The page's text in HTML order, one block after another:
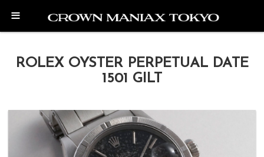
≡
ROLEX OYSTER PERPETUAL DATE
1501 GILT